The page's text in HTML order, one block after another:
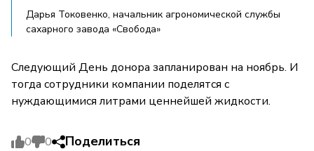
Дарья Токовенко, начальник агрономической службы
сахарного завода «Свобода»
Следующий День донора запланирован на ноябрь. И
тогда сотрудники компании поделятся с
нуждающимися литрами ценнейшей жидкости.
0 0 Поделиться